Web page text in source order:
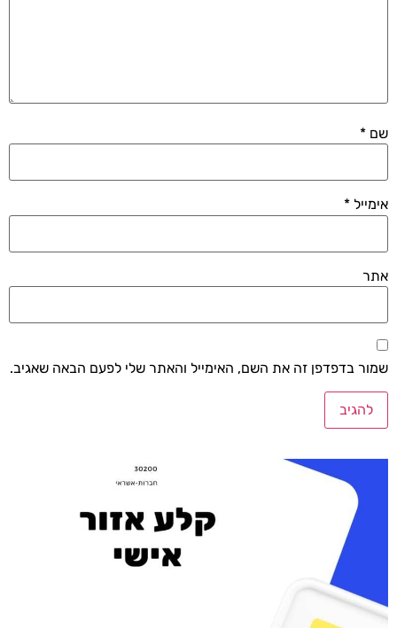
שם *
אימייל *
אתר
שמור בדפדפן זה את השם, האימייל והאתר שלי לפעם הבאה שאגיב.